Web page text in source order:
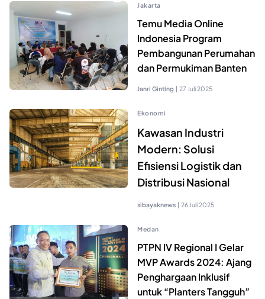
Jakarta
Temu Media Online
Indonesia Program
Pembangunan Perumahan
dan Permukiman Banten
Janri Ginting | 27 Juli 2025
Ekonomi
Kawasan Industri
Modern: Solusi
Efisiensi Logistik dan
Distribusi Nasional
sibayaknews | 26 Juli 2025
Medan
PTPN IV Regional I Gelar
MVP Awards 2024: Ajang
Penghargaan Inklusif
untuk “Planters Tangguh”